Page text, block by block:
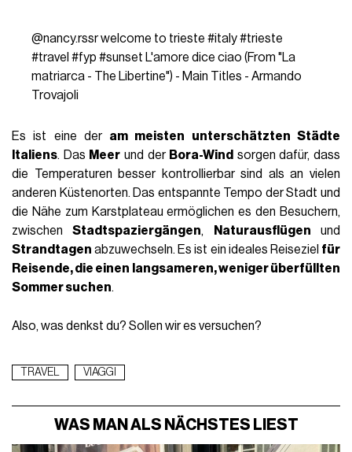
@nancy.rssrwelcome to trieste #italy#trieste
#travel #fyp #sunset L'amore dice ciao (From "La
matriarca - The Libertine") - Main Titles - Armando
Trovajoli
Es ist eine der am meisten unterschätzten Städte
Italiens. Das Meer und der Bora-Wind sorgen dafür, dass
die Temperaturen besser kontrollierbar sind als an vielen
anderen Küstenorten. Das entspannte Tempo der Stadt und
die Nähe zum Karstplateau ermöglichen es den Besuchern,
zwischenStadtspaziergängen, Naturausflügen und
Strandtagen abzuwechseln. Es ist ein ideales Reiseziel für
Reisende, die einen langsameren, weniger überfüllten
Sommer suchen.
Also, was denkst du? Sollen wir es versuchen?
TRAVEL VIAGGI
WAS MAN ALS NÄCHSTES LIEST